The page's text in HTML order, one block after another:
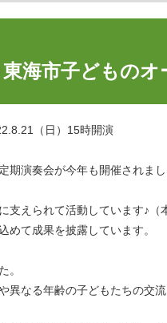
海市子どもの
（日）15時開演
期演奏会が今年も開催されま
えられて活動しています♪（
めて成果を披露しています。
。
なる年齢の子どもたちの交